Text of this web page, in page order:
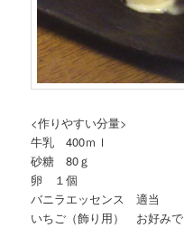
<作りやすい分量>
牛乳 400ｍｌ
砂糖 80ｇ
卵 １個
バニラエッセンス 適当
いちご（飾り用） お好みで